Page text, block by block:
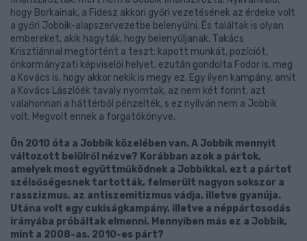
hogy Borkainak, a Fidesz akkori győri vezetésének az érdeke volt
a győri Jobbik-alapszervezetbe belenyúlni. És találtak is olyan
embereket, akik hagyták, hogy belenyúljanak. Takács
Krisztiánnal megtörtént a teszt: kapott munkát, pozíciót,
önkormányzati képviselői helyet, ezután gondolta Fodor is, meg
a Kovács is, hogy akkor nekik is megy ez. Egy ilyen kampány, amit
a Kovács Lászlóék tavaly nyomtak, az nem két forint, azt
valahonnan a háttérből pénzelték, s ez nyilván nem a Jobbik
volt. Megvolt ennek a forgatókönyve.
Ön 2010 óta a Jobbik közelében van. A Jobbik mennyit
változott belülről nézve? Korábban azok a pártok,
amelyek most együttműködnek a Jobbikkal, ezt a pártot
szélsőségesnek tartották, felmerült nagyon sokszor a
rasszizmus, az antiszemitizmus vádja, illetve gyanúja.
Utána volt egy cukiságkampány, illetve a néppártosodás
irányába próbáltak elmenni. Mennyiben más ez a Jobbik,
mint a 2008-as, 2010-es párt?